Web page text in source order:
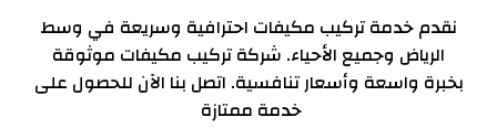
نقدم خدمة تركيب مكيفات احترافية وسريعة في وسط
الرياض وجميع الأحياء. شركة تركيب مكيفات موثوقة
بخبرة واسعة وأسعار تنافسية. اتصل بنا الآن للحصول على
خدمة ممتازة